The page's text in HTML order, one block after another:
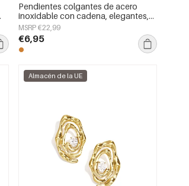
Pendientes colgantes de acero
inoxidable con cadena, elegantes,
ideales para reuniones o fiestas.
Colección de lujo para mujer.
MSRP €22,99
€6,95
Almacén de la UE